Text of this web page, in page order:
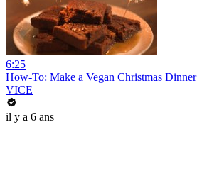
6:25
How-To: Make a Vegan Christmas Dinner
VICE
il y a 6 ans